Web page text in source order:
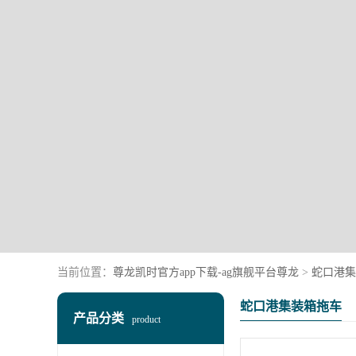
当前位置： 尊龙凯时官方app下载-ag旗舰平台尊龙 > 蛇口港
产品分类 product
蛇口港集装箱拖车